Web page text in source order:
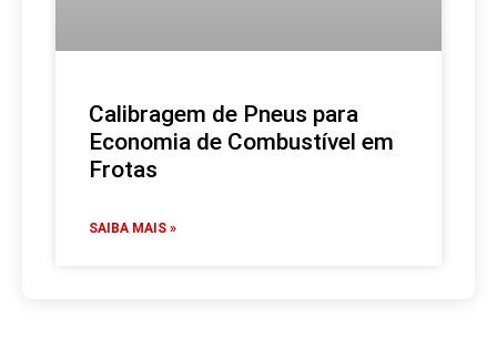
Calibragem de Pneus para
Economia de Combustível em
Frotas
SAIBA MAIS »